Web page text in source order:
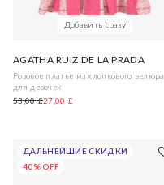
Добавить сразу
AGATHA RUIZ DE LA PRADA
Розовое платье из хлопкового велюра
для девочек
53,00 £27,00 £
ДАЛЬНЕЙШИЕ СКИДКИ
40% OFF